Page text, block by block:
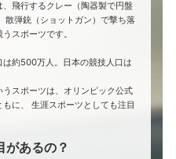
、飛行するクレー（陶器製で円盤
散弾銃（ショットガン）で撃ち落
スポーツです。
は約500万人。日本の競技人口は
うスポーツは、オリンピック公式
に、 生涯スポーツとしても注目
があるの？